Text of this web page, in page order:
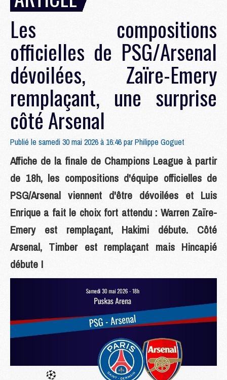
Les compositions
officielles de PSG/Arsenal
dévoilées, Zaïre-Emery
remplaçant, une surprise
côté Arsenal
Publié le samedi 30 mai 2026 à 16:46 parPhilippe Goguet
Affiche de la finale de Champions League à partir
de 18h, les compositions d'équipe officielles de
PSG/Arsenal viennent d'être dévoilées et Luis
Enrique a fait le choix fort attendu : Warren Zaïre-
Emery est remplaçant, Hakimi débute. Côté
Arsenal, Timber est remplaçant mais Hincapié
débute !